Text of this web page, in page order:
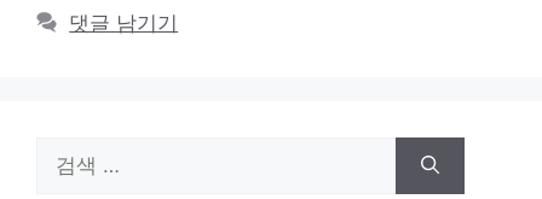
댓글 남기기
색: